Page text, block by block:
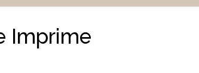
Imprime